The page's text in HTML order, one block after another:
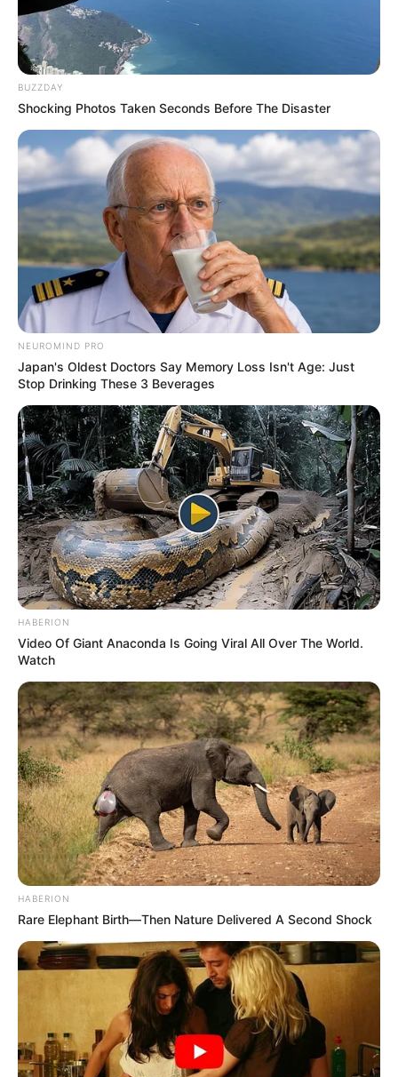
BUZZDAY
Shocking Photos Taken Seconds Before The Disaster
NEUROMIND PRO
Japan's Oldest Doctors Say Memory Loss Isn't Age: Just
Stop Drinking These 3 Beverages
HABERION
Video Of Giant Anaconda Is Going Viral All Over The World.
Watch
HABERION
Rare Elephant Birth—Then Nature Delivered A Second Shock